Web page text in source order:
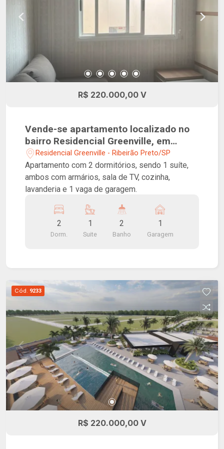
R$ 220.000,00 V
Vende-se apartamento localizado no
bairro Residencial Greenville, em
Ribeirão Preto/SP!
Residencial Greenville - Ribeirão Preto/SP
Apartamento com 2 dormitórios, sendo 1 suíte,
ambos com armários, sala de TV, cozinha,
lavanderia e 1 vaga de garagem.
2
Dorm.
1
Suite
2
Banho
1
Garagem
Cód. 9233
R$ 220.000,00 V